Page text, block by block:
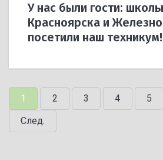
У нас были гости:
Красноярска и
посетили наш техникум!
1 2 3 4 5
След.